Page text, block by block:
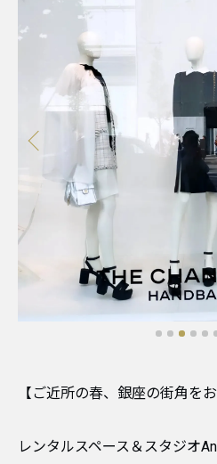
【ご近所の春、銀座の街角をお
レンタルスペース＆スタジオ